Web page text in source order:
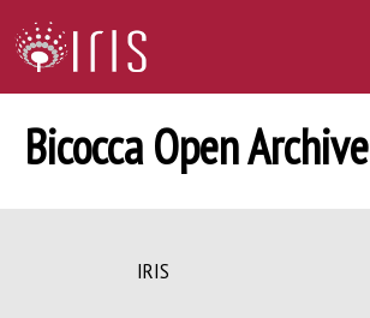
Bicocca Open Archive
IRIS